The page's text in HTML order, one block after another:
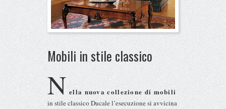
Mobili in stile classico
N ella nuova collezione di mobili
in stile classico Ducale l’esecuzione si avvicina